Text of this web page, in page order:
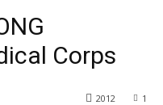
Corps
1
2012